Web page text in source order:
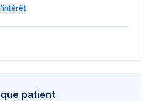
patient